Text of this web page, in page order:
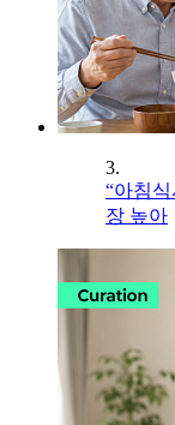
3.
“아침
장 높아